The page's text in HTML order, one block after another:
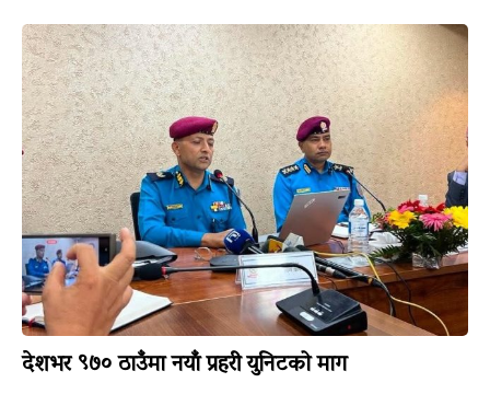
देशभर ९७० ठाउँमा नयाँ प्रहरी युनिटको माग